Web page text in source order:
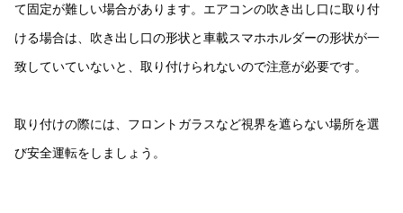
て固定が難しい場合があります。エアコンの吹き出し口に取り付
ける場合は、吹き出し口の形状と車載スマホホルダーの形状が一
致していていないと、取り付けられないので注意が必要です。
取り付けの際には、フロントガラスなど視界を遮らない場所を選
び安全運転をしましょう。